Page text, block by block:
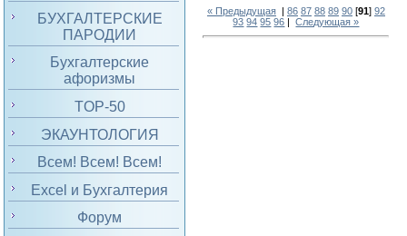
БУХГАЛТЕРСКИЕ
ПАРОДИИ
Бухгалтерские
афоризмы
TOP-50
ЭКАУНТОЛОГИЯ
Всем! Всем! Всем!
Excel и Бухгалтерия
Форум
« Предыдущая| 86 87 88 89 90[91] 92
93 94 95 96 |Следующая »